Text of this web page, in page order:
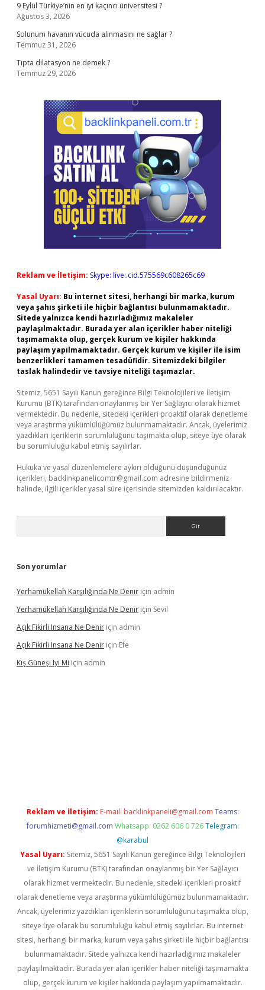
9 Eylül Türkiye’nin en iyi kaçıncı üniversitesi ?
Ağustos 3, 2026
Solunum havanın vücuda alınmasını ne sağlar ?
Temmuz 31, 2026
Tıpta dilatasyon ne demek ?
Temmuz 29, 2026
Reklam ve İletişim: Skype: live:.cid.575569c608265c69
Yasal Uyarı: Bu internet sitesi, herhangi bir marka, kurum
veya şahıs şirketi ile hiçbir bağlantısı bulunmamaktadır.
Sitede yalnızca kendi hazırladığımız makaleler
paylaşılmaktadır. Burada yer alan içerikler haber niteliği
taşımamakta olup, gerçek kurum ve kişiler hakkında
paylaşım yapılmamaktadır. Gerçek kurum ve kişiler ile isim
benzerlikleri tamamen tesadüfidir. Sitemizdeki bilgiler
taslak halindedir ve tavsiye niteliği taşımazlar.
Sitemiz, 5651 Sayılı Kanun gereğince Bilgi Teknolojileri ve İletişim
Kurumu (BTK) tarafından onaylanmış bir Yer Sağlayıcı olarak hizmet
vermektedir. Bu nedenle, sitedeki içerikleri proaktif olarak denetleme
veya araştırma yükümlülüğümüz bulunmamaktadır. Ancak, üyelerimiz
yazdıkları içeriklerin sorumluluğunu taşımakta olup, siteye üye olarak
bu sorumluluğu kabul etmiş sayılırlar.
Hukuka ve yasal düzenlemelere aykırı olduğunu düşündüğünüz
içerikleri, backlinkpanelicomtr@gmail.com adresine bildirmeniz
halinde, ilgili içerikler yasal süre içerisinde sitemizden kaldırılacaktır.
Son yorumlar
Yerhamükellah Karşılığında Ne Denir için admin
Yerhamükellah Karşılığında Ne Denir için Sevil
Açık Fikirli Insana Ne Denir için admin
Açık Fikirli Insana Ne Denir için Efe
Kış Güneşi Iyi Mi için admin
Reklam ve İletişim: E-mail: backlinkpaneli@gmail.com Teams:
forumhizmeti@gmail.com Whatsapp: 0262 606 0 726 Telegram:
@karabul
Yasal Uyarı: Sitemiz, 5651 Sayılı Kanun gereğince Bilgi Teknolojileri
ve İletişim Kurumu (BTK) tarafından onaylanmış bir Yer Sağlayıcı
olarak hizmet vermektedir. Bu nedenle, sitedeki içerikleri proaktif
olarak denetleme veya araştırma yükümlülüğümüz bulunmamaktadır.
Ancak, üyelerimiz yazdıkları içeriklerin sorumluluğunu taşımakta olup,
siteye üye olarak bu sorumluluğu kabul etmiş sayılırlar. Bu internet
sitesi, herhangi bir marka, kurum veya şahıs şirketi ile hiçbir bağlantısı
bulunmamaktadır. Sitede yalnızca kendi hazırladığımız makaleler
paylaşılmaktadır. Burada yer alan içerikler haber niteliği taşımamakta
olup, gerçek kurum ve kişiler hakkında paylaşım yapılmamaktadır.